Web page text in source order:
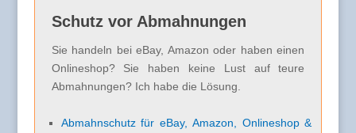
Schutz vor Abmahnungen
Sie handeln bei eBay, Amazon oder haben einen
Onlineshop? Sie haben keine Lust auf teure
Abmahnungen? Ich habe die Lösung.
Abmahnschutz für eBay, Amazon, Onlineshop &